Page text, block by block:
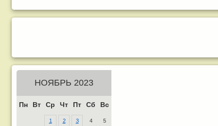
НОЯБРЬ 2023
Пн Вт Ср Чт Пт Сб Вс
1 2 3 4 5